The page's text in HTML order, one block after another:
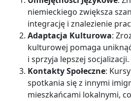
niemieckiego zwiększa
integrację i znalezienie
Adaptacja Kulturowa:
kulturowej pomaga
i sprzyja lepszej socjalizacji.
Kontakty Społeczne:
spotkania się z innymi
mieszkańcami lokalnymi,